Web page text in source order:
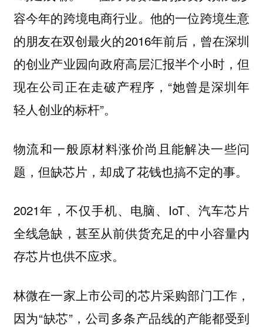
容今年的跨境电商行业。他的一位跨境生意
的朋友在双创最火的2016年前后，曾在深圳
的创业产业园向政府高层汇报半个小时，但
现在公司正在走破产程序，“她曾是深圳年
轻人创业的标杆”。
物流和一般原材料涨价尚且能解决一些问
题，但缺芯片，却成了花钱也搞不定的事。
2021年，不仅手机、电脑、IoT、汽车芯片
全线急缺，甚至从前供货充足的中小容量内
存芯片也供不应求。
林微在一家上市公司的芯片采购部门工作，
因为“缺芯”，公司多条产品线的产能都受到